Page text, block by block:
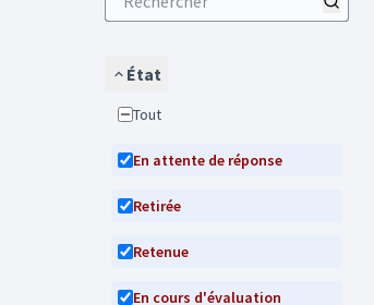
État
Tout
En attente de réponse
Retirée
Retenue
En cours d'évaluation